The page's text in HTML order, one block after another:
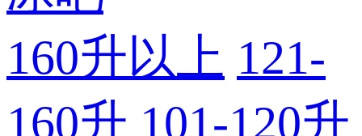
160升以上 121-
160升 101-120升